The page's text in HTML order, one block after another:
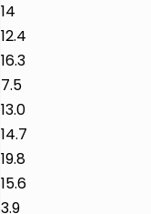
14
12.4
16.3
7.5
13.0
14.7
19.8
15.6
3.9